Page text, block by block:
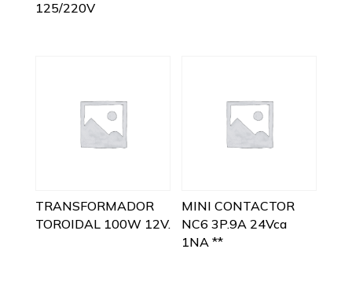
125/220V
TRANSFORMADOR
TOROIDAL 100W 12V.
MINI CONTACTOR
NC6 3P.9A 24Vca
1NA **